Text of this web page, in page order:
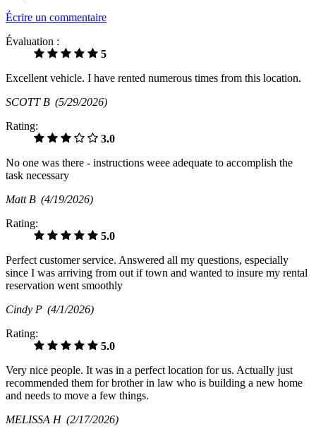
Écrire un commentaire
Évaluation :
5
Excellent vehicle. I have rented numerous times from this location.
SCOTT B (5/29/2026)
Rating:
3.0
No one was there - instructions weee adequate to accomplish the
task necessary
Matt B (4/19/2026)
Rating:
5.0
Perfect customer service. Answered all my questions, especially
since I was arriving from out if town and wanted to insure my rental
reservation went smoothly
Cindy P (4/1/2026)
Rating:
5.0
Very nice people. It was in a perfect location for us. Actually just
recommended them for brother in law who is building a new home
and needs to move a few things.
MELISSA H (2/17/2026)